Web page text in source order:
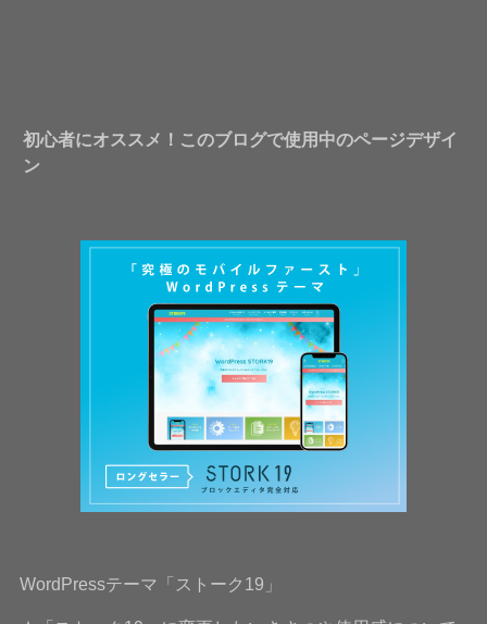
初心者にオススメ！このブログで使用中のページデザイ
ン
WordPressテーマ「ストーク19」